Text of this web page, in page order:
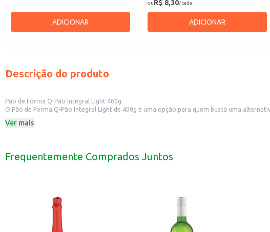
ADICIONAR
ouR$ 8,30/ cada
ADICIONAR
Descrição do produto
Pão de Forma Q-Pão Integral Light 400g
O Pão de Forma Q-Pão Integral Light de 400g é uma opção para quem busca uma
Perfeito para preparar sanduíches para o café da manhã ou lanches rápidos.
Ver mais
Frequentemente Comprados Juntos